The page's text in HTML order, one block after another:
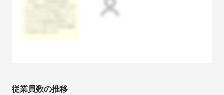
従業員数の推移